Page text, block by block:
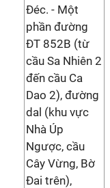
Đéc. - Một
phần đường
ĐT 852B (từ
cầu Sa Nhiên 2
đến cầu Ca
Dao 2), đường
dal (khu vực
Nhà Úp
Ngược, cầu
Cây Vừng, Bờ
Đai trên),